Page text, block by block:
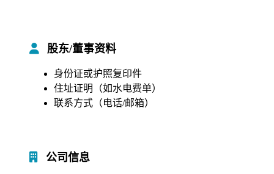
股东/董事资料
身份证或护照复印件
住址证明（如水电费单）
联系方式（电话/邮箱）
公司信息